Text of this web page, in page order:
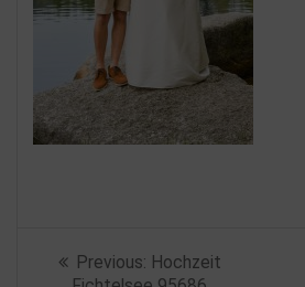
Beitragsnavigation
Previous: Previous
Hochzeit